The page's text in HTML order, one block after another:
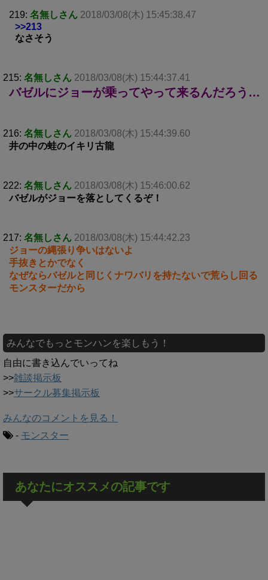
219: 名無しさん 2018/03/08(木) 15:45:38.47
>>213
なさそう
215: 名無しさん 2018/03/08(木) 15:44:37.41
バゼルにジョーが乗ってやって来るんだろう…
216: 名無しさん 2018/03/08(木) 15:44:39.60
井の中の蛙のイキリ古龍
222: 名無しさん 2018/03/08(木) 15:46:00.62
バゼルがジョーを落としてくるぞ！
217: 名無しさん 2018/03/08(木) 15:44:42.23
ジョーの縄張り争いはないよ
手抜きとかでなく
なぜならバゼルと同じくナワバリを持たないで荒らし回る
モンスターだから
みんなでもっとモンハンを楽しもう！
自由に書き込んでいってね
>>雑談掲示板
>>サークル募集掲示板
みんなのコメントを見る！
- モンスター
あなたにオススメの記事です